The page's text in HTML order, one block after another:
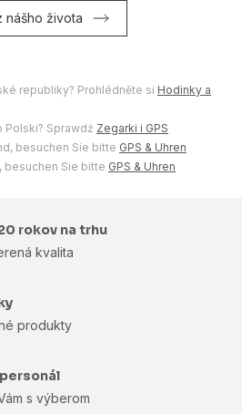
nášho života
republiky? Prohlédněte si Hodinky a
Sprawdź Zegarki i GPS
besuchen Sie bitte GPS & Uhren
besuchen Sie bitte GPS & Uhren
rokov na trhu
kvalita
produkty
s výberom